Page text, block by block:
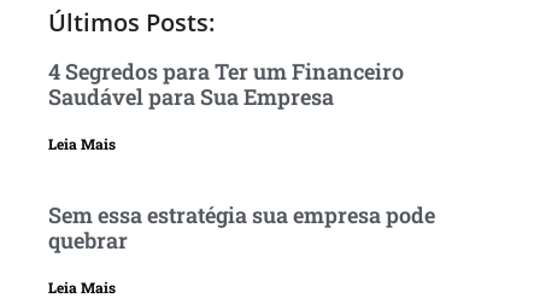
Últimos Posts:
4 Segredos para Ter um Financeiro
Saudável para Sua Empresa
Leia Mais
Sem essa estratégia sua empresa pode
quebrar
Leia Mais